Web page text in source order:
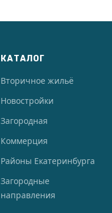
КАТАЛОГ
Вторичное жильё
Новостройки
Загородная
Коммерция
Районы Екатеринбурга
Загородные
направления